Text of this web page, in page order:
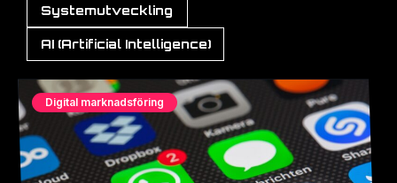
Systemutveckling
AI (Artificial Intelligence)
Digital marknadsföring